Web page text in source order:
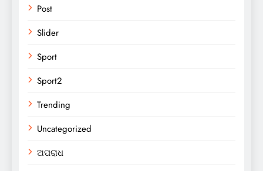
Post
Slider
Sport
Sport2
Trending
Uncategorized
ଅପରାଧ